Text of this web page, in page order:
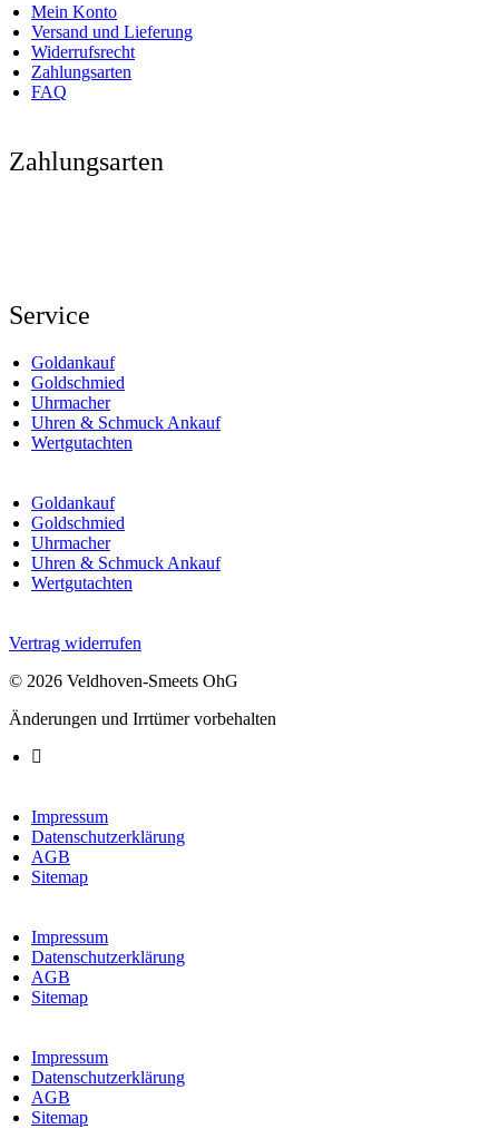
Mein Konto
Versand und Lieferung
Widerrufsrecht
Zahlungsarten
FAQ
Zahlungsarten
Service
Goldankauf
Goldschmied
Uhrmacher
Uhren & Schmuck Ankauf
Wertgutachten
Goldankauf
Goldschmied
Uhrmacher
Uhren & Schmuck Ankauf
Wertgutachten
Vertrag widerrufen
© 2026 Veldhoven-Smeets OhG
Änderungen und Irrtümer vorbehalten
Impressum
Datenschutzerklärung
AGB
Sitemap
Impressum
Datenschutzerklärung
AGB
Sitemap
Impressum
Datenschutzerklärung
AGB
Sitemap